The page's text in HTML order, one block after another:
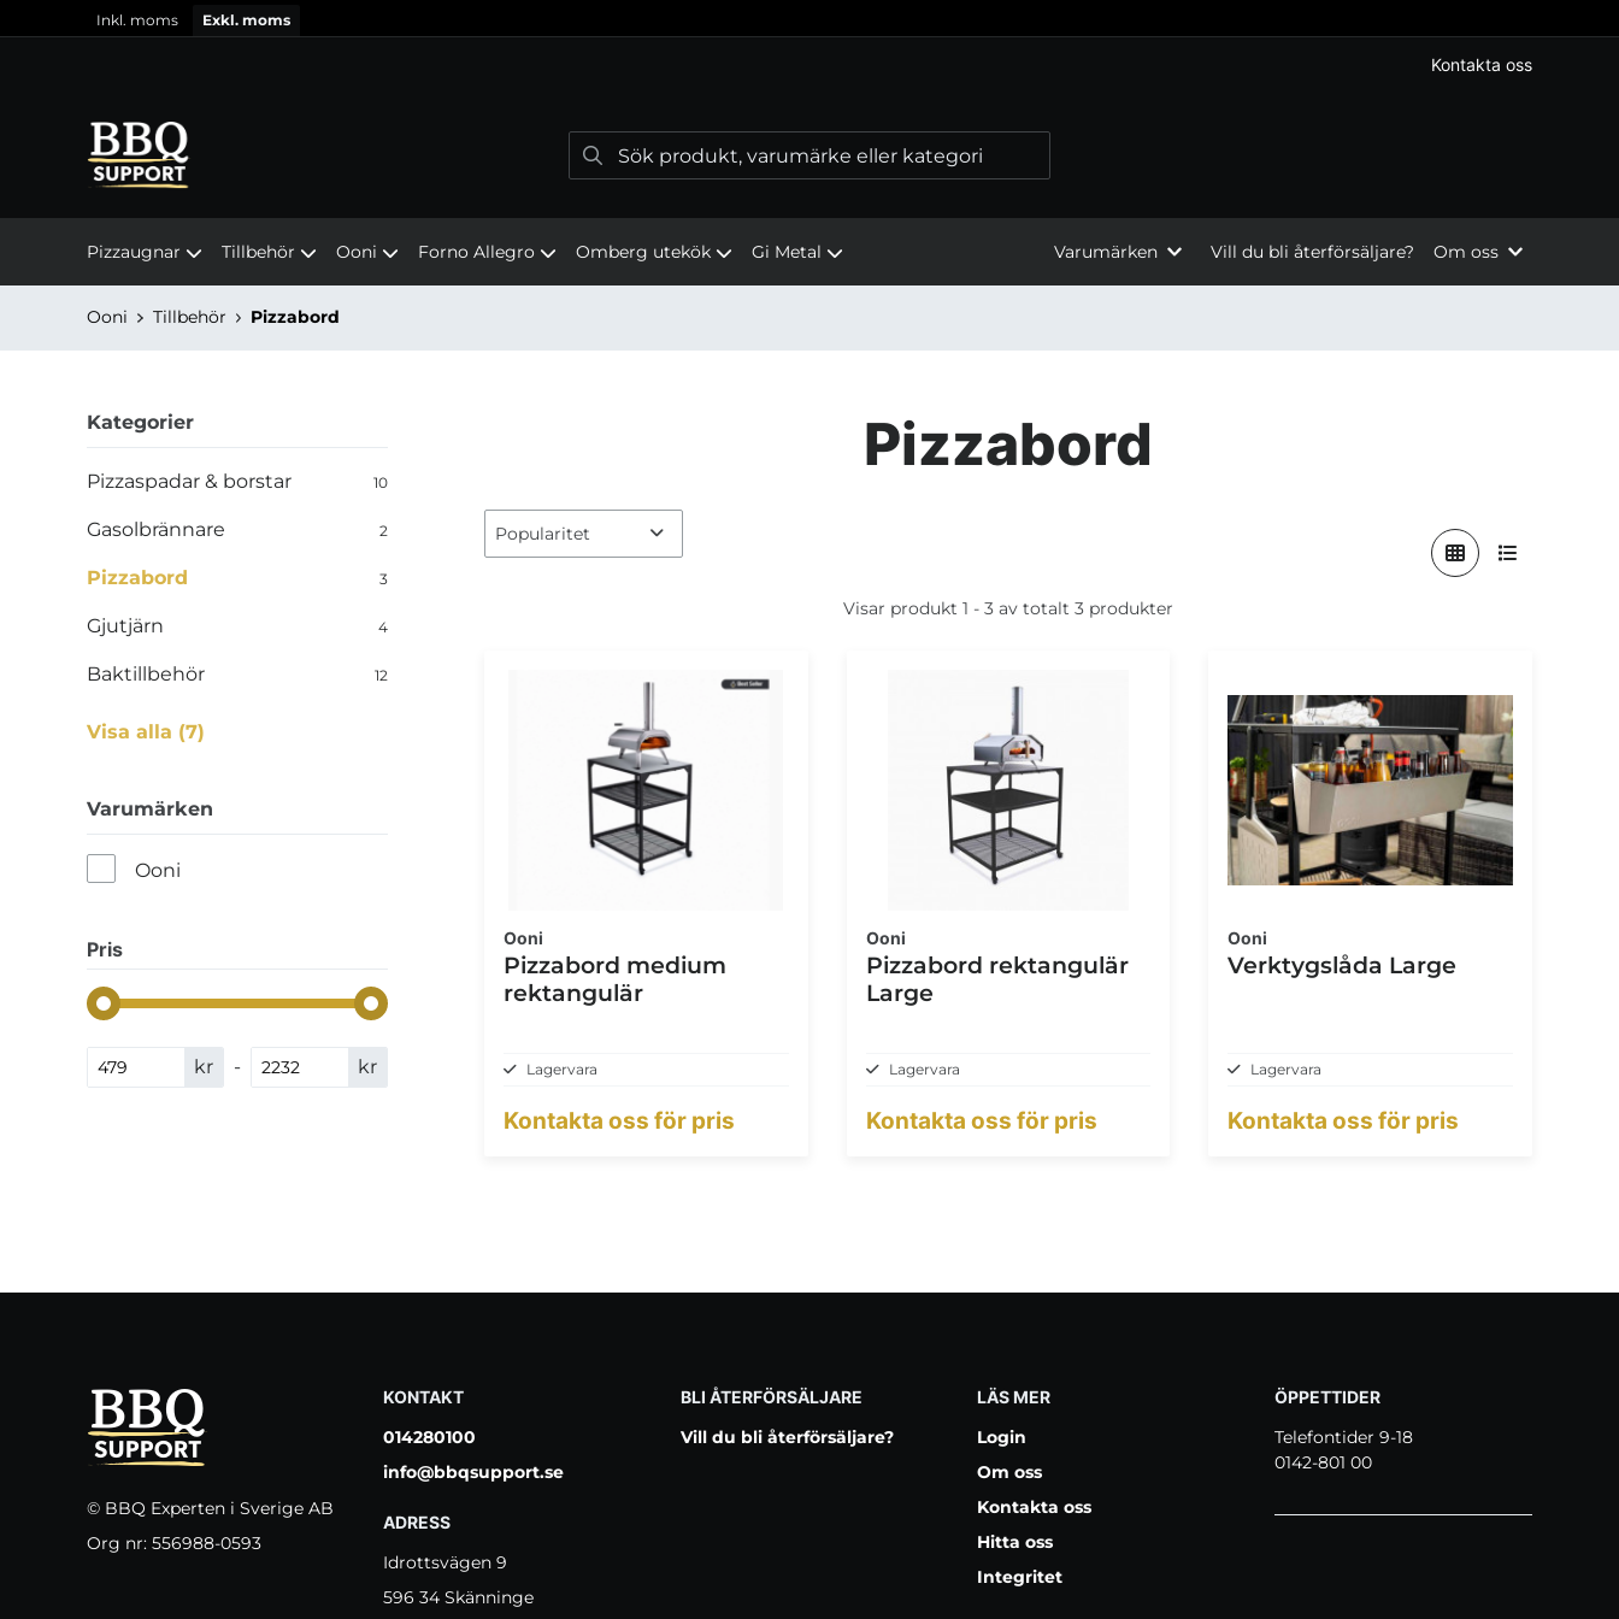
Inkl. moms Exkl. moms
Kontakta oss
Pizzaugnar Tillbehör Ooni Forno Allegro Omberg utekök Gi Metal Varumärken Vill du bli återförsäljare? Om oss
Ooni Tillbehör Pizzabord
Kategorier
Pizzaspadar & borstar 10
Gasolbrännare 2
Pizzabord 3
Gjutjärn 4
Baktillbehör 12
Visa alla (7)
Varumärken
Ooni
Pris
kr - kr
Pizzabord
Visar produkt 1 - 3 av totalt 3 produkter
Ooni
Pizzabord medium
rektangulär
Lagervara
Kontakta oss för pris
Ooni
Pizzabord rektangulär
Large
Lagervara
Kontakta oss för pris
Ooni
Verktygslåda Large
Lagervara
Kontakta oss för pris
© BBQ Experten i Sverige AB
Org nr: 556988-0593
KONTAKT
014280100
info@bbqsupport.se
ADRESS
Idrottsvägen 9
596 34 Skänninge
BLI ÅTERFÖRSÄLJARE
Vill du bli återförsäljare?
LÄS MER
Login
Om oss
Kontakta oss
Hitta oss
Integritet
ÖPPETTIDER
Telefontider 9-18
0142-801 00